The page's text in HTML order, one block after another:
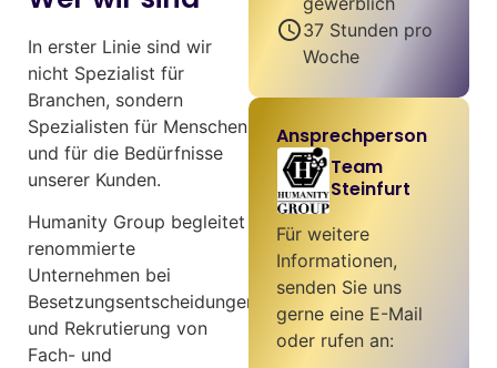
In erster Linie sind wir
nicht Spezialist für
Branchen, sondern
Spezialisten für Menschen
und für die Bedürfnisse
unserer Kunden.
Humanity Group begleitet
renommierte
Unternehmen bei
Besetzungsentscheidungen
und Rekrutierung von
Fach- und
schedule37 Stunden pro
Woche
Ansprechperson
Team
Steinfurt
Für weitere
Informationen,
senden Sie uns
gerne eine E-Mail
oder rufen an: